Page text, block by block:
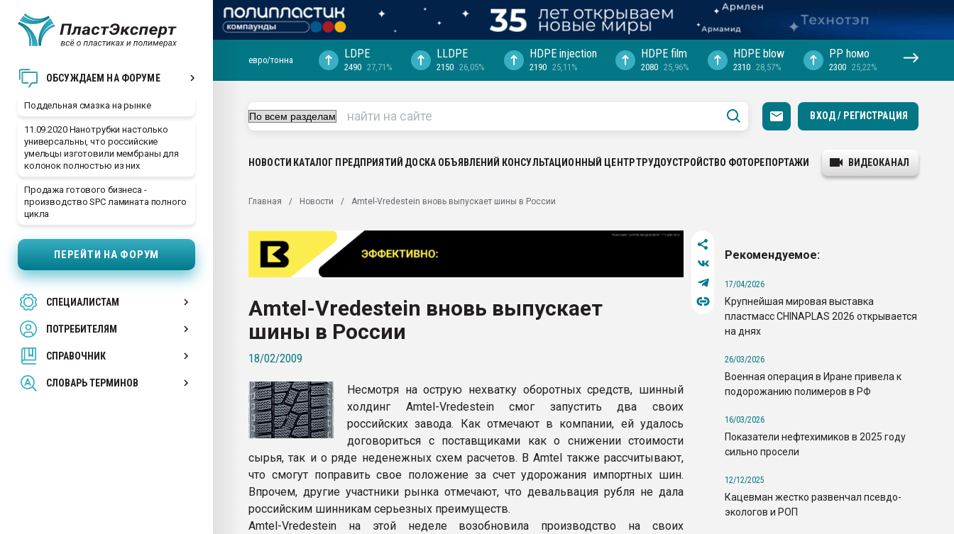
ОБСУЖДАЕМ НА ФОРУМЕ
Поддельная смазка на рынке
11.09.2020 Нанотрубки настолько
универсальны, что российские
умельцы изготовили мембраны для
колонок полностью из них
Продажа готового бизнеса -
производство SPC ламината полного
цикла
ПЕРЕЙТИ НА ФОРУМ
СПЕЦИАЛИСТАМ
ПОТРЕБИТЕЛЯМ
СПРАВОЧНИК
СЛОВАРЬ ТЕРМИНОВ
ближайшее подмосковье, с.-в.
Подмосковье, Москва
первый план в переработке
28.07.2026 "Технониколь" довольна
Всё, что касается выдува ПЭТ
Материал поверхности пуансона для
Продам отходы Композиция
поликарбоната и АБС-пластика
Armaloy PC/ABS-1IM черный цвет
евро/тонна LDPE
2490 27,71%
LLDPE
2150 26,05%
HDPE injection
2190 25,11%
HDPE film
2080 25,96%
HDPE blow
2310 28,57%
PP hомо
2300 25,22%
ВХОД / РЕГИСТРАЦИЯ
НОВОСТИ КАТАЛОГ ПРЕДПРИЯТИЙ ДОСКА ОБЪЯВЛЕНИЙ КОНСУЛЬТАЦИОННЫЙ ЦЕНТРТРУДОУСТРОЙСТВО ФОТОРЕПОРТАЖИ ВИДЕОКАНАЛ
Главная Новости Amtel-Vredestein вновь выпускает шины в России
Amtel-Vredestein вновь выпускает
шины в России
18/02/2009
Несмотря на острую нехватку оборотных средств, шинный
холдинг Amtel-Vredestein смог запустить два своих
российских завода. Как отмечают в компании, ей удалось
договориться с поставщиками как о снижении стоимости
сырья, так и о ряде неденежных схем расчетов. В Amtel также рассчитывают,
что смогут поправить свое положение за счет удорожания импортных шин.
Впрочем, другие участники рынка отмечают, что девальвация рубля не дала
российским шинникам серьезных преимуществ.
Amtel-Vredestein на этой неделе возобновила производство на своих
Рекомендуемое:
17/04/2026
Крупнейшая мировая выставка
пластмасс CHINAPLAS 2026 открывается
на днях
26/03/2026
Военная операция в Иране привела к
подорожанию полимеров в РФ
16/03/2026
Показатели нефтехимиков в 2025 году
сильно просели
12/12/2025
Кацевман жестко развенчал псевдо-
экологов и РОП